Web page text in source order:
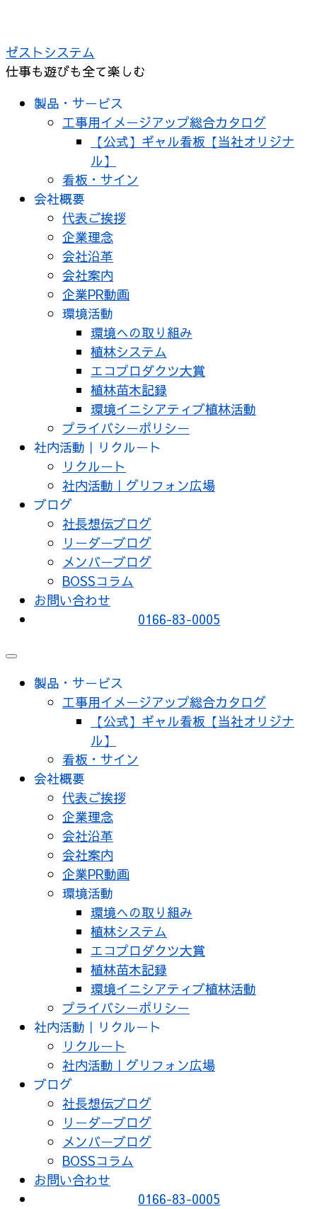
ゼストシステム
仕事も遊びも全て楽しむ
製品・サービス
工事用イメージアップ総合カタログ
【公式】ギャル看板【当社オリジナ
ル】
看板・サイン
会社概要
代表ご挨拶
企業理念
会社沿革
会社案内
企業PR動画
環境活動
環境への取り組み
植林システム
エコプロダクツ大賞
植林苗木記録
環境イニシアティブ植林活動
プライバシーポリシー
社内活動｜リクルート
リクルート
社内活動｜グリフォン広場
ブログ
社長想伝ブログ
リーダーブログ
メンバーブログ
BOSSコラム
お問い合わせ
0166-83-0005
製品・サービス
工事用イメージアップ総合カタログ
【公式】ギャル看板【当社オリジナ
ル】
看板・サイン
会社概要
代表ご挨拶
企業理念
会社沿革
会社案内
企業PR動画
環境活動
環境への取り組み
植林システム
エコプロダクツ大賞
植林苗木記録
環境イニシアティブ植林活動
プライバシーポリシー
社内活動｜リクルート
リクルート
社内活動｜グリフォン広場
ブログ
社長想伝ブログ
リーダーブログ
メンバーブログ
BOSSコラム
お問い合わせ
0166-83-0005